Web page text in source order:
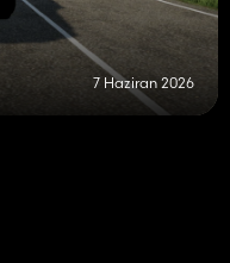
7 Haziran 2026